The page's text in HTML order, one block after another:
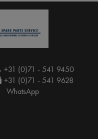
+31 (0)71 - 541 9450
+31 (0)71 - 541 9628
WhatsApp